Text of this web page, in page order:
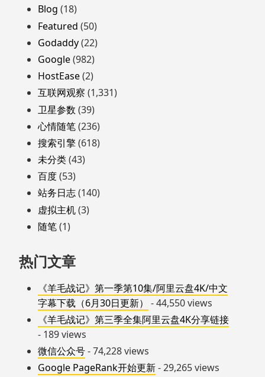
页
脚
Blog (18)
Featured (50)
Godaddy(22)
Google(982)
HostEase(2)
互联网观察 (1,331)
卫星参数 (39)
心情随笔(236)
搜索引擎(618)
未分类(43)
百度(53)
站务日志(140)
虚拟主机(3)
随笔(1)
热门文章
《羊毛战记》第一季第10集/阿里云盘4K/中文
字幕下载（6月30日更新）
- 44,550 views
《羊毛战记》第三季全集阿里云盘4K分享链接
- 189 views
微信公众号- 74,228 views
Google PageRank开始更新- 29,265 views